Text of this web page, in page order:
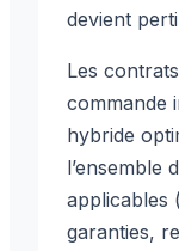
devient
Les
commande
hybride
l’ensemble
applicables
garanties,